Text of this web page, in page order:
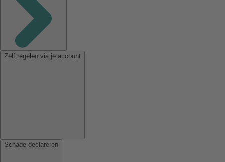
Zelf regelen via je account
Schade declareren